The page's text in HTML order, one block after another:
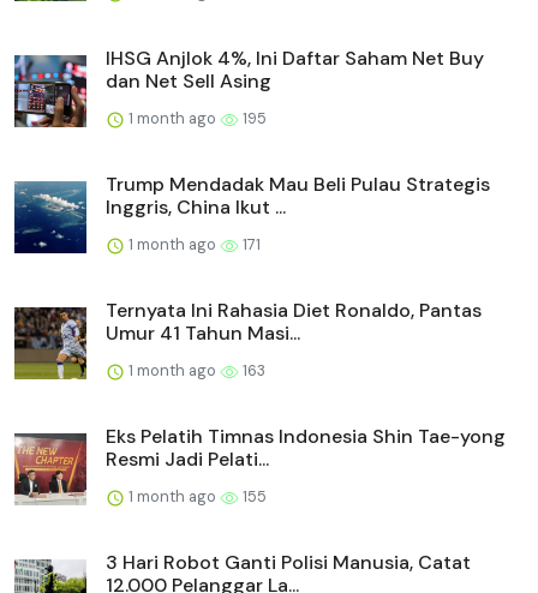
IHSG Anjlok 4%, Ini Daftar Saham Net Buy
dan Net Sell Asing
1 month ago 195
Trump Mendadak Mau Beli Pulau Strategis
Inggris, China Ikut ...
1 month ago 171
Ternyata Ini Rahasia Diet Ronaldo, Pantas
Umur 41 Tahun Masi...
1 month ago 163
Eks Pelatih Timnas Indonesia Shin Tae-yong
Resmi Jadi Pelati...
1 month ago 155
3 Hari Robot Ganti Polisi Manusia, Catat
12.000 Pelanggar La...